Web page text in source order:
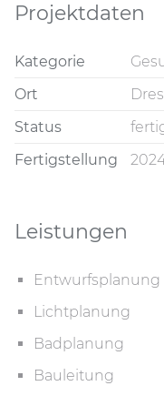
Projektdaten
Kategorie
Ort
Status
Fertigstellung
Leistungen
Entwurfsplanung
Lichtplanung
Badplanung
Bauleitung